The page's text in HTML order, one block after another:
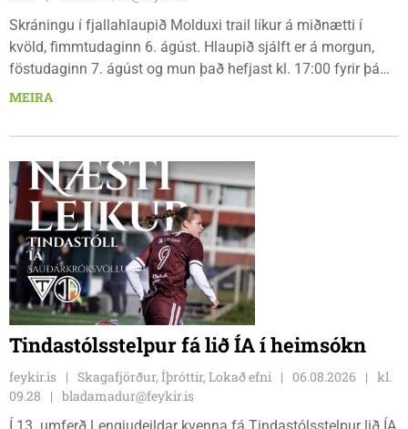
Skráningu í fjallahlaupið Molduxi trail líkur á miðnætti í
kvöld, fimmtudaginn 6. ágúst. Hlaupið sjálft er á morgun,
föstudaginn 7. ágúst og mun það hefjast kl. 17:00 fyrir þá
keppendur sem ætla sér 20 km em kl. 18:00 fyrir 12 km
fjölbrautaskólans en þar er líka komið í mark þannig
styðja hlauparana áfram.
MEIRA
Tindastólsstelpur fá lið ÍA í heimsókn
feykir.is Skagafjörður, Íþróttir, Lokað efni 06.08.2026
kl.
09.28
bladamadur@feykir.is
Í 13. umferð Lengjudeildar kvenna fá Tindastólsstelpur lið ÍA